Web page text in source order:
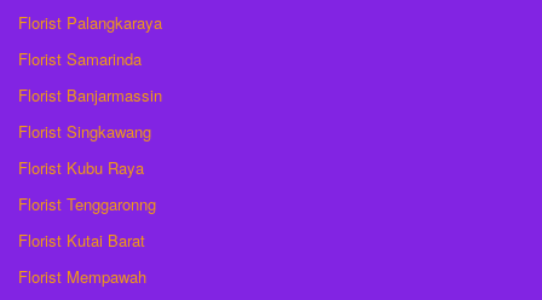
Florist Palangkaraya
Florist Samarinda
Florist Banjarmassin
Florist Singkawang
Florist Kubu Raya
Florist Tenggaronng
Florist Kutai Barat
Florist Mempawah